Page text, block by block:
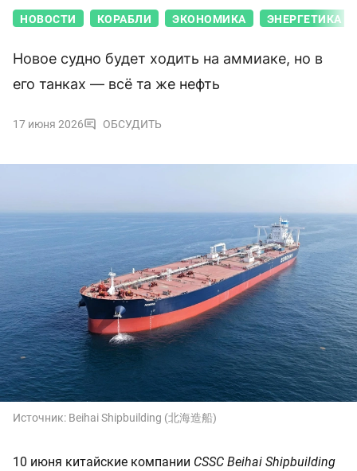
НОВОСТИ КОРАБЛИ ЭКОНОМИКА ЭНЕРГЕТИКА
Новое судно будет ходить на аммиаке, но в
его танках — всё та же нефть
17 июня 2026 ОБСУДИТЬ
Источник: Beihai Shipbuilding (北海造船)
10 июня китайские компании CSSC Beihai Shipbuilding